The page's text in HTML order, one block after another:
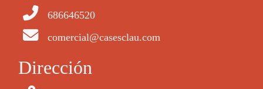
686646520
comercial@casesclau.com
Dirección